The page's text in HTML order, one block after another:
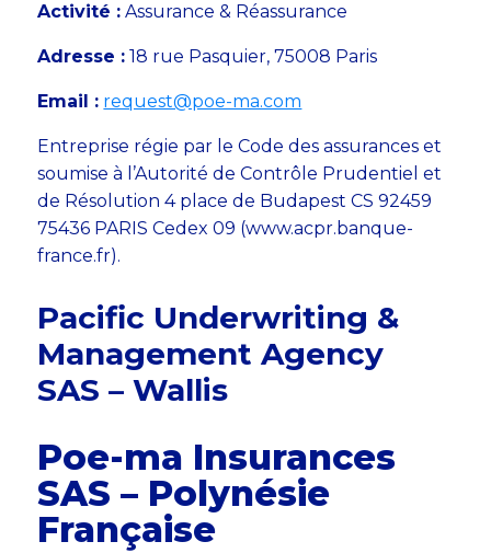
Activité : Assurance & Réassurance
Adresse : 18 rue Pasquier, 75008 Paris
Email : request@poe-ma.com
Entreprise régie par le Code des assurances et
soumise à l’Autorité de Contrôle Prudentiel et
de Résolution 4 place de Budapest CS 92459
75436 PARIS Cedex 09 (www.acpr.banque-
france.fr).
Pacific Underwriting &
Management Agency
SAS – Wallis
Poe-ma Insurances
SAS – Polynésie
Française